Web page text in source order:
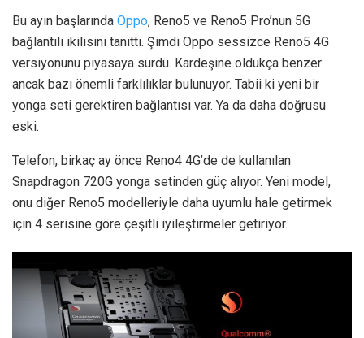
Bu ayın başlarında Oppo, Reno5 ve Reno5 Pro’nun 5G
bağlantılı ikilisini tanıttı. Şimdi Oppo sessizce Reno5 4G
versiyonunu piyasaya sürdü. Kardeşine oldukça benzer
ancak bazı önemli farklılıklar bulunuyor. Tabii ki yeni bir
yonga seti gerektiren bağlantısı var. Ya da daha doğrusu
eski.
Telefon, birkaç ay önce Reno4 4G’de de kullanılan
Snapdragon 720G yonga setinden güç alıyor. Yeni model,
onu diğer Reno5 modelleriyle daha uyumlu hale getirmek
için 4 serisine göre çeşitli iyileştirmeler getiriyor.